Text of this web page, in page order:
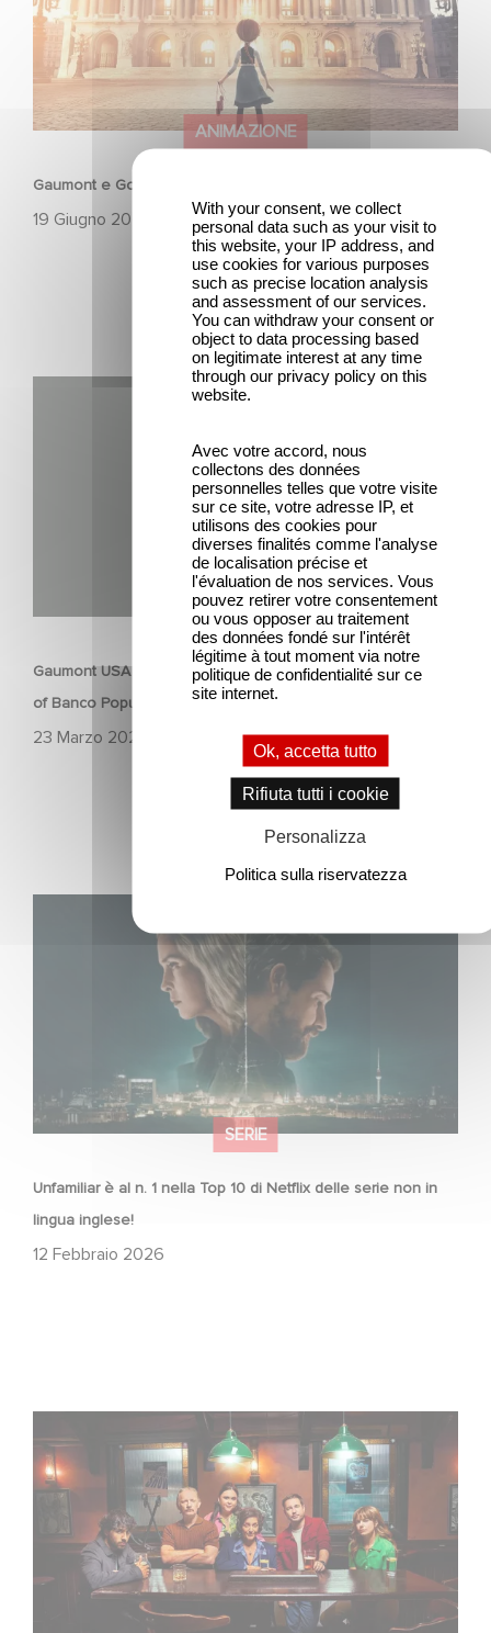
ANIMAZIONE
Gaumont e Good Hero annunciano il seguito di Ballerina
19 Giugno 2026
SERIE
Gaumont USA Acquires OPUS, an Investigation into the Fall
of Banco Popular
23 Marzo 2026
Gaumont USA Acquires OPUS, an Investigation into the
SERIE
Unfamiliar è al n. 1 nella Top 10 di Netflix delle serie non in
lingua inglese!
12 Febbraio 2026
When Broken Hearts Want Revenge: Welcome to The
Revenge Club
With your consent, we collect
personal data such as your visit to
this website, your IP address, and
use cookies for various purposes
such as precise location analysis
and assessment of our services.
You can withdraw your consent or
object to data processing based
on legitimate interest at any time
through our privacy policy on this
website.
Avec votre accord, nous
collectons des données
personnelles telles que votre visite
sur ce site, votre adresse IP, et
utilisons des cookies pour
diverses finalités comme l'analyse
de localisation précise et
l'évaluation de nos services. Vous
pouvez retirer votre consentement
ou vous opposer au traitement
des données fondé sur l'intérêt
légitime à tout moment via notre
politique de confidentialité sur ce
site internet.
Ok, accetta tutto
Rifiuta tutti i cookie
Personalizza
Politica sulla riservatezza